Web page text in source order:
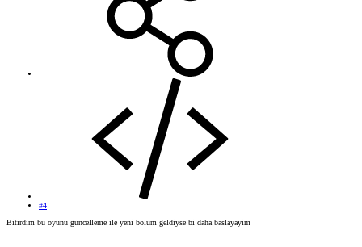
#4
Bitirdim bu oyunu güncelleme ile yeni bolum geldiyse bi daha baslayayim